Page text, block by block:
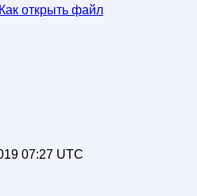
Как открыть файл
07:27 UTC